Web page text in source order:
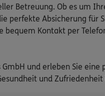
Betreuung. Ob es um
perfekte Absicherung für
bequem Kontakt per
und erleben Sie
und